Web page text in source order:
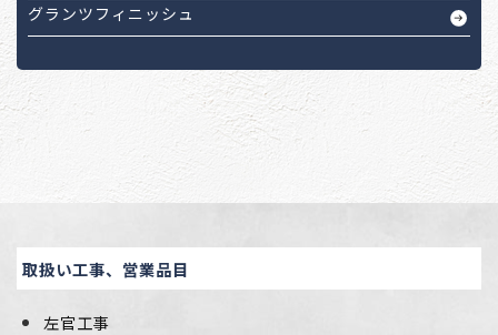
グランツフィニッシュ
取扱い工事、営業品目
左官工事